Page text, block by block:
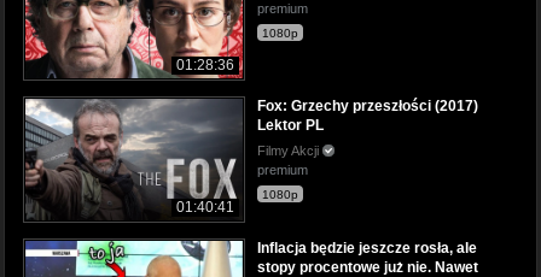
01:28:36
premium
1080p
01:40:41
Fox: Grzechy przeszłości (2017)
Lektor PL
Filmy Akcji
premium
1080p
Inflacja będzie jeszcze rosła, ale
stopy procentowe już nie. Nawet